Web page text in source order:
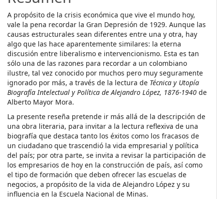
A propósito de la crisis económica que vive el mundo hoy,
vale la pena recordar la Gran Depresión de 1929. Aunque las
causas estructurales sean diferentes entre una y otra, hay
algo que las hace aparentemente similares: la eterna
discusión entre liberalismo e intervencionismo. Esta es tan
sólo una de las razones para recordar a un colombiano
ilustre, tal vez conocido por muchos pero muy seguramente
ignorado por más, a través de la lectura de Técnica y Utopía
Biografía Intelectual y Política de Alejandro López, 1876-1940 de
Alberto Mayor Mora.
La presente reseña pretende ir más allá de la descripción de
una obra literaria, para invitar a la lectura reflexiva de una
biografía que destaca tanto los éxitos como los fracasos de
un ciudadano que trascendió la vida empresarial y política
del país; por otra parte, se invita a revisar la participación de
los empresarios de hoy en la construcción de país, así como
el tipo de formación que deben ofrecer las escuelas de
negocios, a propósito de la vida de Alejandro López y su
influencia en la Escuela Nacional de Minas.